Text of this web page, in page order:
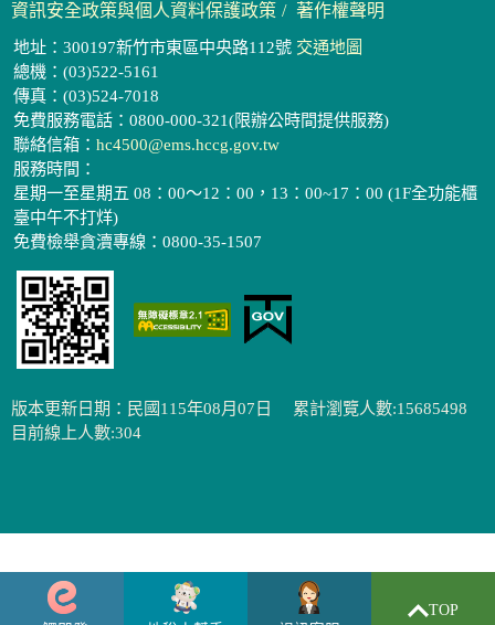
資訊安全政策與個人資料保護政策
著作權聲明
地址：300197新竹市東區中央路112號 交通地圖
總機：(03)522-5161
傳真：(03)524-7018
免費服務電話：0800-000-321(限辦公時間提供服務)
聯絡信箱： hc4500@ems.hccg.gov.tw
服務時間：
星期一至星期五 08：00～12：00，13：00~17：00 (1F全功能櫃
臺中午不打烊)
免費檢舉貪瀆專線：0800-35-1507
版本更新日期：民國115年08月07日
累計瀏覽人數:15685498
目前線上人數:304
TOP